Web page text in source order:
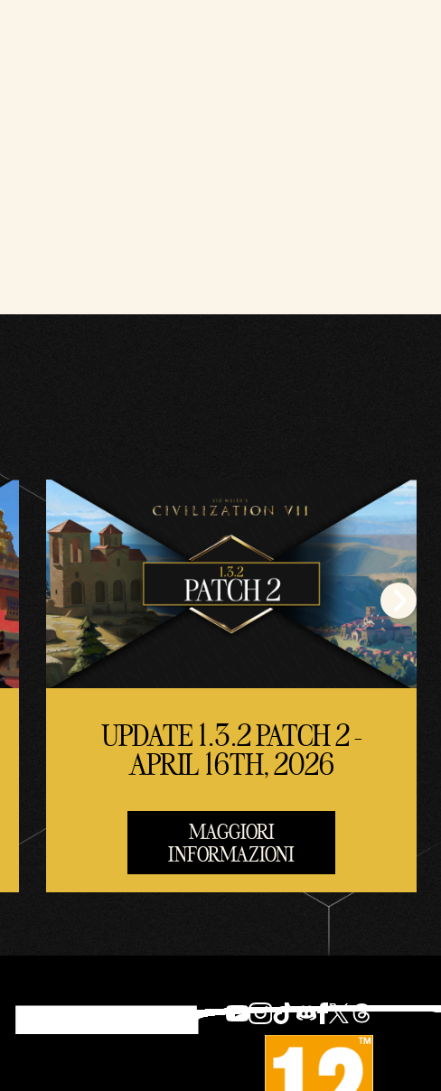
UPDATE 1.3.2 PATCH 2 -
APRIL 16TH, 2026
MAGGIORI
INFORMAZIONI